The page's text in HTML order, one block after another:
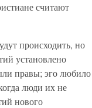
считают
происходить, но
установлено
правы; эго любило
люди их не
нового